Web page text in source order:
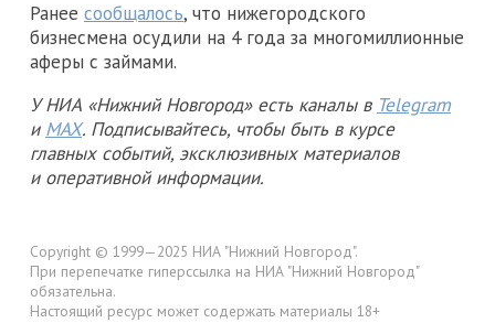
Ранее сообщалось, что нижегородского
бизнесмена осудили на 4 года за многомиллионные
аферы с займами.
У НИА «Нижний Новгород» есть каналы в Telegram
и MAX. Подписывайтесь, чтобы быть в курсе
главных событий, эксклюзивных материалов
и оперативной информации.
Copyright © 1999—2025 НИА "Нижний Новгород".
При перепечатке гиперссылка на НИА "Нижний Новгород"
обязательна.
Настоящий ресурс может содержать материалы 18+